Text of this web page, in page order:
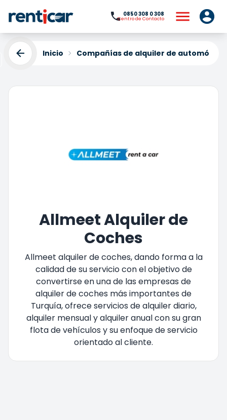
0850 308 0 308
Centro de Contacto
Inicio Compañías de alquiler de automóviles
Allmeet Alquiler de
Coches
Allmeet alquiler de coches, dando forma a la
calidad de su servicio con el objetivo de
convertirse en una de las empresas de
alquiler de coches más importantes de
Turquía, ofrece servicios de alquiler diario,
alquiler mensual y alquiler anual con su gran
flota de vehículos y su enfoque de servicio
orientado al cliente.